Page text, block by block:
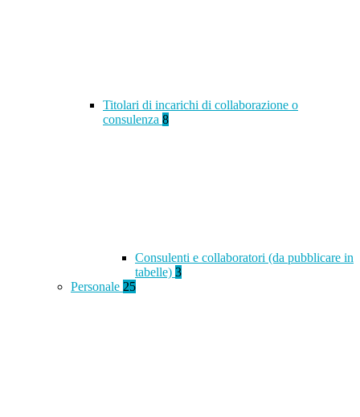
Titolari di incarichi di collaborazione o
consulenza 8
Consulenti e collaboratori (da pubblicare in
tabelle) 3
Personale 25